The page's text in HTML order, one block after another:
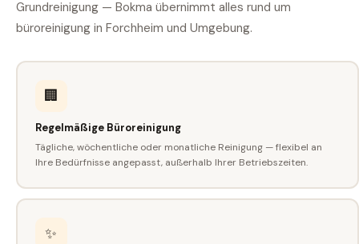
Grundreinigung — Bokma übernimmt alles rund um
büroreinigung in Forchheim und Umgebung.
🏢
Regelmäßige Büroreinigung
Tägliche, wöchentliche oder monatliche Reinigung — flexibel an
Ihre Bedürfnisse angepasst, außerhalb Ihrer Betriebszeiten.
✨